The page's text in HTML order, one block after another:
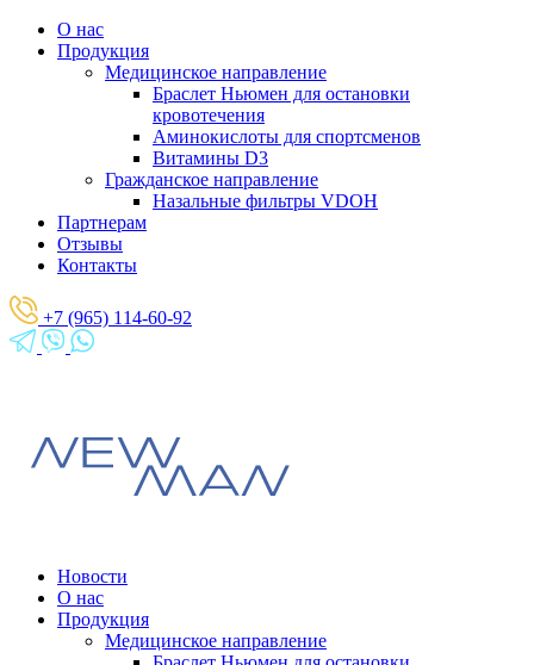
О нас
Продукция
Медицинское направление
Браслет Ньюмен для остановки
кровотечения
Аминокислоты для спортсменов
Витамины D3
Гражданское направление
Назальные фильтры VDOH
Партнерам
Отзывы
Контакты
+7 (965) 114-60-92
Новости
О нас
Продукция
Медицинское направление